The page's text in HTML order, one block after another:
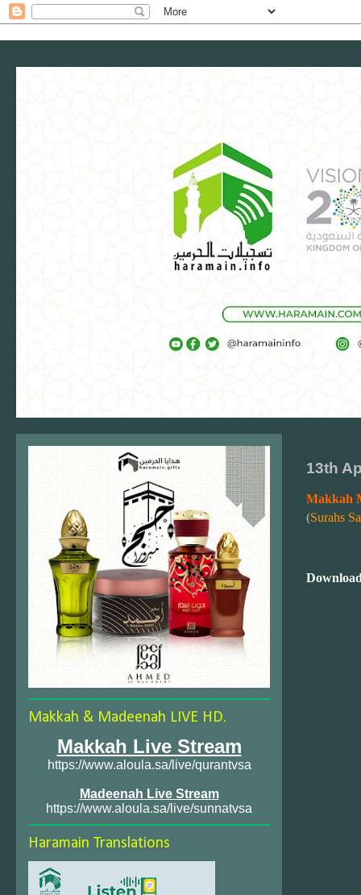
13th
Makkah
(Surahs
Makkah & Madeenah LIVE HD.
Makkah Live Stream
https://www.aloula.sa/live/qurantvsa
Madeenah Live Stream
https://www.aloula.sa/live/sunnatvsa
Haramain Translations